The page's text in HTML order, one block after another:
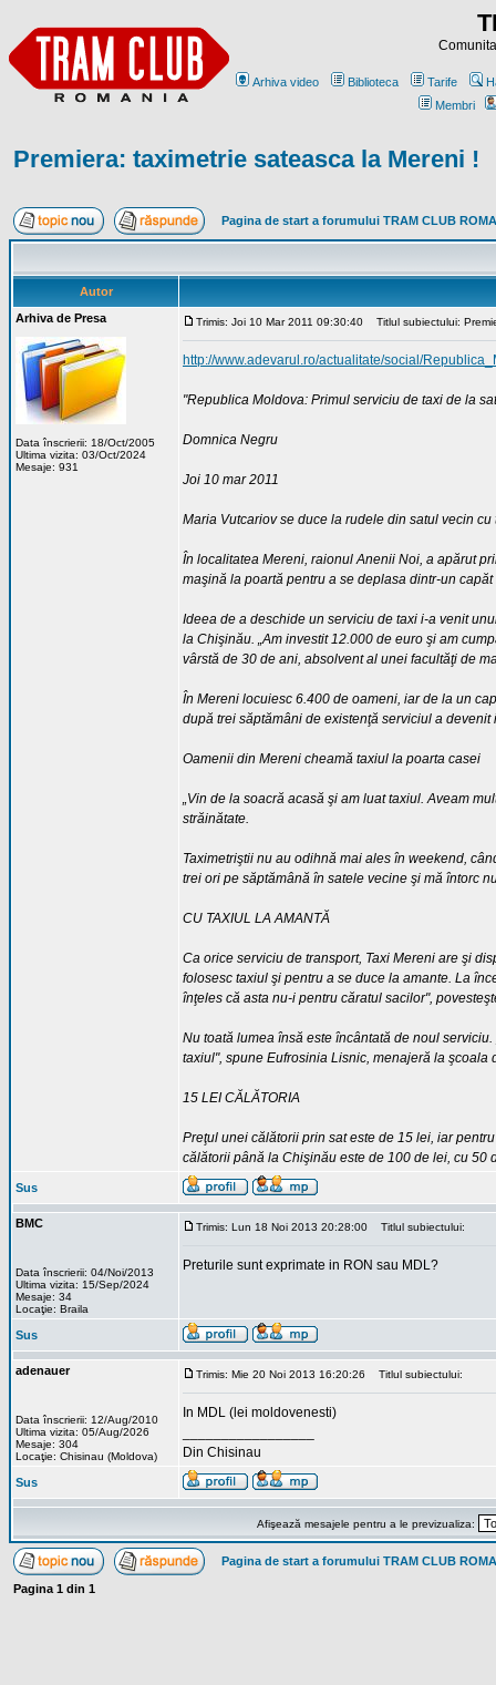
Arhiva video Biblioteca Tarife
Membri
Premiera: taximetrie sateasca la Mereni !
Pagina de start a forumului TRAM CLUB
Autor
Arhiva de Presa
Data înscrierii: 18/Oct/2005
Ultima vizita: 03/Oct/2024
Mesaje: 931
Trimis: Joi 10 Mar 2011 09:30:40 Titlul subiectului:
http://www.adevarul.ro/actualitate/social/
"Republica Moldova: Primul serviciu de taxi de la sat
Domnica Negru
Joi 10 mar 2011
Maria Vutcariov se duce la rudele din satul vecin cu
În localitatea Mereni, raionul Anenii Noi, a apărut
maşină la poartă pentru a se deplasa dintr-un
Ideea de a deschide un serviciu de taxi i-a venit
la Chişinău. „Am investit 12.000 de euro şi am
vârstă de 30 de ani, absolvent al unei facultăţi de
În Mereni locuiesc 6.400 de oameni, iar de la un
după trei săptămâni de existenţă serviciul a devenit
Oamenii din Mereni cheamă taxiul la poarta casei
„Vin de la soacră acasă şi am luat taxiul. Aveam
străinătate.
Taximetriştii nu au odihnă mai ales în weekend,
trei ori pe săptămână în satele vecine şi mă întorc
CU TAXIUL LA AMANTĂ
Ca orice serviciu de transport, Taxi Mereni are şi
folosesc taxiul şi pentru a se duce la amante. La
înţeles că asta nu-i pentru căratul sacilor",
Nu toată lumea însă este încântată de noul
taxiul", spune Eufrosinia Lisnic, menajeră la şcoala
15 LEI CĂLĂTORIA
Preţul unei călătorii prin sat este de 15 lei, iar
călătorii până la Chişinău este de 100 de lei, cu
Sus
BMC
Data înscrierii: 04/Noi/2013
Ultima vizita: 15/Sep/2024
Mesaje: 34
Locaţie: Braila
Trimis: Lun 18 Noi 2013 20:28:00 Titlul subiectului:
Preturile sunt exprimate in RON sau MDL?
Sus
adenauer
Data înscrierii: 12/Aug/2010
Ultima vizita: 05/Aug/2026
Mesaje: 304
Locaţie: Chisinau (Moldova)
Trimis: Mie 20 Noi 2013 16:20:26 Titlul subiectului:
In MDL (lei moldovenesti)
Din Chisinau
Sus
Afişează mesajele pentru a le previzualiza:
Pagina de start a forumului TRAM CLUB
Pagina 1 din 1